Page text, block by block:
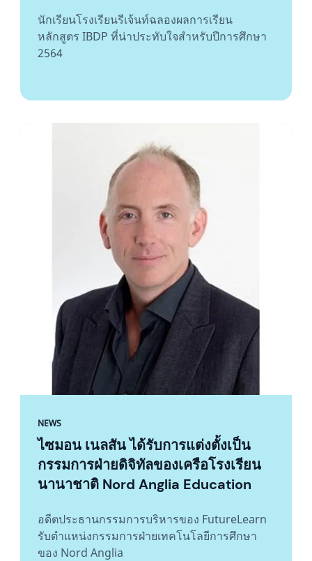
นักเรียนโรงเรียนรีเจ้นท์ฉลองผลการเรียน
หลักสูตร IBDP ที่น่าประทับใจสำหรับปีการศึกษา
2564
NEWS
ไซมอน เนลสัน ได้รับการแต่งตั้งเป็น
กรรมการฝ่ายดิจิทัลของเครือโรงเรียน
นานาชาติ Nord Anglia Education
อดีตประธานกรรมการบริหารของ FutureLearn
รับตำแหน่งกรรมการฝ่ายเทคโนโลยีการศึกษา
ของ Nord Anglia